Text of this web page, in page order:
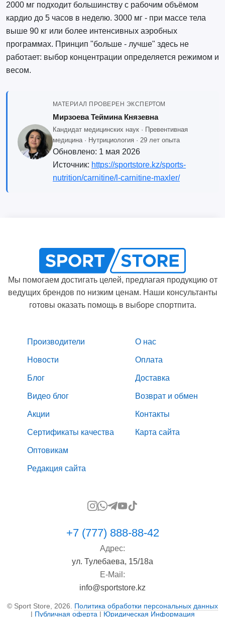
2000 мг подходит большинству с рабочим объёмом
кардио до 5 часов в неделю. 3000 мг - при массе тела
выше 90 кг или более интенсивных аэробных
программах. Принцип "больше - лучше" здесь не
работает: выбор концентрации определяется режимом и
весом.
МАТЕРИАЛ ПРОВЕРЕН ЭКСПЕРТОМ
Мирзоева Теймина Князевна
Кандидат медицинских наук · Превентивная
медицина · Нутрициология · 29 лет опыта
Обновлено: 1 мая 2026
Источник: https://sportstore.kz/sports-
nutrition/carnitine/l-carnitine-maxler/
Мы помогаем достигать целей, предлагая продукцию от
ведущих брендов по низким ценам. Наши консультанты
готовы оказать помощь в выборе спортпита.
Производители
Новости
Блог
Видео блог
Акции
Сертификаты качества
Оптовикам
Редакция сайта
О нас
Оплата
Доставка
Возврат и обмен
Контакты
Карта сайта
+7 (777) 888-88-42
Адрес:
ул. Тулебаева, 15/18а
E-Mail:
info@sportstore.kz
© Sport Store, 2026. Политика обработки персональных данных
| Публичная оферта| Юридическая Информация